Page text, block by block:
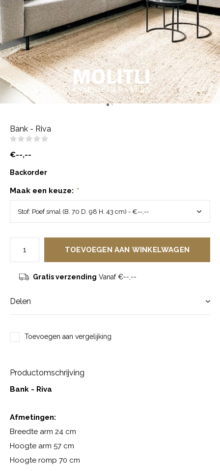
Bank - Riva
€--,--
Backorder
Maak een keuze: *
TOEVOEGEN AAN WINKELWAGEN
Gratis verzending Vanaf €--,--
Delen
Toevoegen aan vergelijking
Productomschrijving
Bank - Riva
Afmetingen:
Breedte arm 24 cm
Hoogte arm 57 cm
Hoogte romp 70 cm